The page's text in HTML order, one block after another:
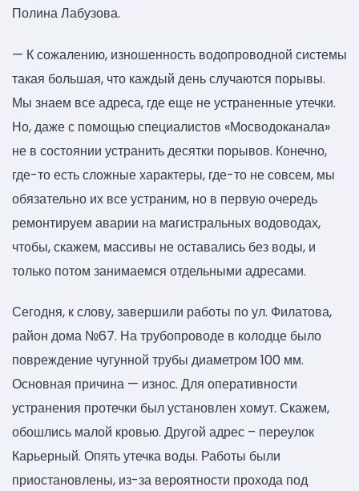
Полина Лабузова.
— К сожалению, изношенность водопроводной системы
такая большая, что каждый день случаются порывы.
Мы знаем все адреса, где еще не устраненные утечки.
Но, даже с помощью специалистов «Мосводоканала»
не в состоянии устранить десятки порывов. Конечно,
где-то есть сложные характеры, где-то не совсем, мы
обязательно их все устраним, но в первую очередь
ремонтируем аварии на магистральных водоводах,
чтобы, скажем, массивы не оставались без воды, и
только потом занимаемся отдельными адресами.
Сегодня, к слову, завершили работы по ул. Филатова,
район дома №67. На трубопроводе в колодце было
повреждение чугунной трубы диаметром 100 мм.
Основная причина — износ. Для оперативности
устранения протечки был установлен хомут. Скажем,
обошлись малой кровью. Другой адрес – переулок
Карьерный. Опять утечка воды. Работы были
приостановлены, из-за вероятности прохода под